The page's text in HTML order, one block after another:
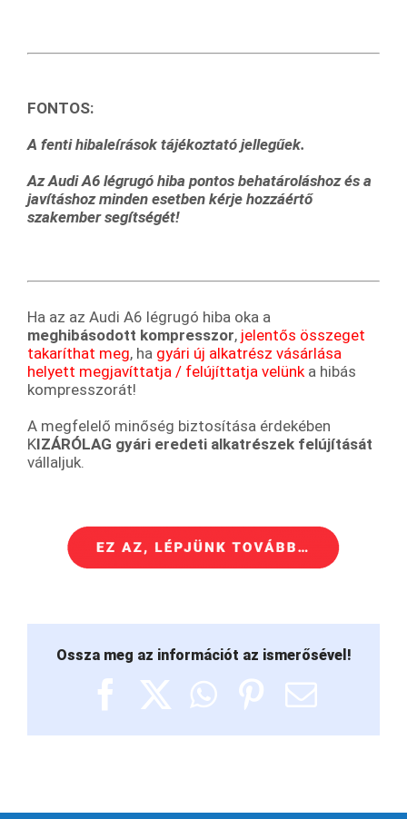
FONTOS:
A fenti hibaleírások tájékoztató jellegűek.
Az Audi A6 légrugó hiba pontos behatároláshoz és a
javításhoz minden esetben kérje hozzáértő
szakember segítségét!
Ha az az Audi A6 légrugó hiba oka a
meghibásodott kompresszor, jelentős összeget
takaríthat meg, ha gyári új alkatrész vásárlása
helyett megjavíttatja / felújíttatja velünka hibás
kompresszorát!
A megfelelő minőség biztosítása érdekében
KIZÁRÓLAG gyári eredeti alkatrészek felújítását
vállaljuk.
Ossza meg az információt az ismerősével!
Facebook
X WhatsApp
Pinterest
Email: